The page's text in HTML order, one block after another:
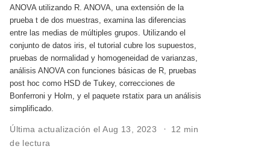
ANOVA utilizando R. ANOVA, una extensión de la
prueba t de dos muestras, examina las diferencias
entre las medias de múltiples grupos. Utilizando el
conjunto de datos iris, el tutorial cubre los supuestos,
pruebas de normalidad y homogeneidad de varianzas,
análisis ANOVA con funciones básicas de R, pruebas
post hoc como HSD de Tukey, correcciones de
Bonferroni y Holm, y el paquete rstatix para un análisis
simplificado.
Última actualización el Aug 13, 2023
12 min
de lectura